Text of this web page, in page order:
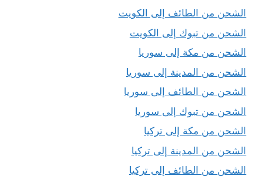
الشحن من الطائف إلى الكويت
الشحن من تبوك إلى الكويت
الشحن من مكة إلى سوريا
الشحن من المدينة إلى سوريا
الشحن من الطائف إلى سوريا
الشحن من تبوك إلى سوريا
الشحن من مكة إلى تركيا
الشحن من المدينة إلى تركيا
الشحن من الطائف إلى تركيا